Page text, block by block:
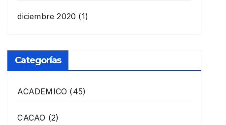
diciembre 2020 (1)
Categorías
ACADEMICO (45)
CACAO (2)